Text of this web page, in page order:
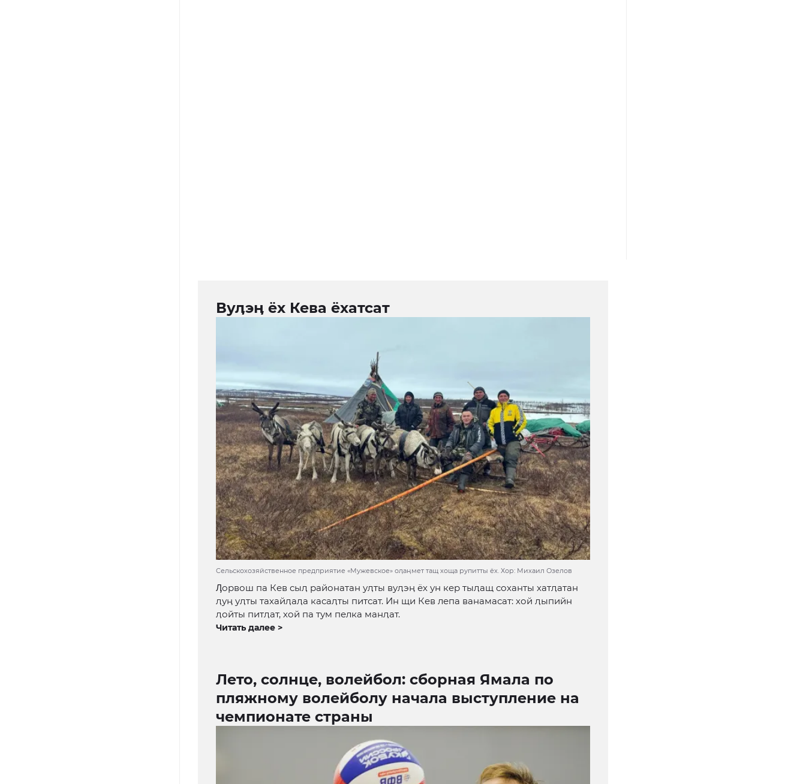
Вуӆэӊ ёх Кева ёхатсат
Сельскохозяйственное предприятие «Мужевское» оӆаӊмет тащ хоща рупитты ёх. Хор: Михаил Озелов
Ӆорвош па Кев сыӆ районатан уӆты вуӆэӊ ёх ун кер тыӆащ соханты хатӆатан
ӆуӊ уӆты тахайӆаӆа касаӆты питсат. Ин щи Кев лепа ванамасат: хой ӆыпийн
ӆойты питӆат, хой па тум пелка манӆат.
Читать далее >
Лето, солнце, волейбол: сборная Ямала по
пляжному волейболу начала выступление на
чемпионате страны